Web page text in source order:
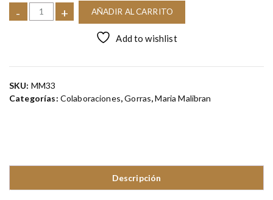
- + AÑADIR AL CARRITO
Add to wishlist
SKU: MM33
Categorías: Colaboraciones,Gorras,Maria Malibran
Descripción